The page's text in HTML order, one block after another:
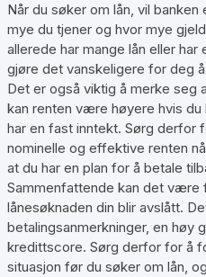
Når du søker om lån, vil
mye du tjener og hvor mye
allerede har mange lån eller
gjøre det vanskeligere for deg
Det er også viktig å merke seg
kan renten være høyere hvis du
har en fast inntekt. Sørg derfor
nominelle og effektive renten
at du har en plan for å betale
Sammenfattende kan det være
lånesøknaden din blir avslått.
betalingsanmerkninger, en høy
kredittscore. Sørg derfor for å
situasjon før du søker om lån,